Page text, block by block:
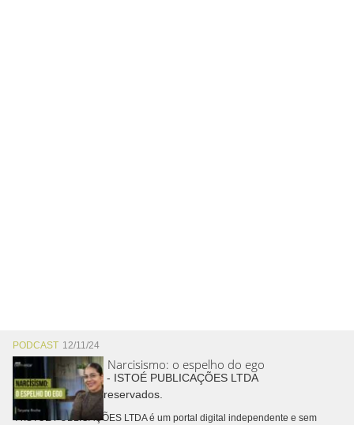
PODCAST 12/11/24
Narcisismo: o espelho do ego
Copyright © 2026 - ISTOÉ PUBLICAÇÕES LTDA
Todos os direitos reservados.
A ISTOÉ PUBLICAÇÕES LTDA é um portal digital independente e sem